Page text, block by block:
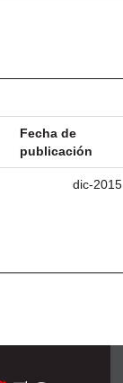
Fecha de
publicación
dic-2015